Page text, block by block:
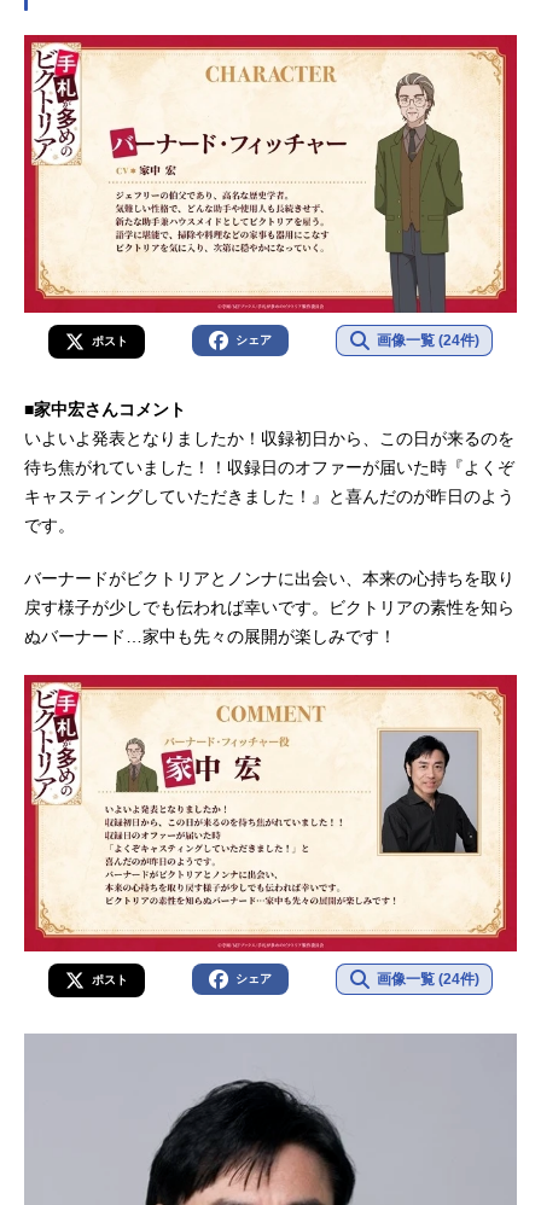
ポスト シェア 画像一覧 (24件)
■家中宏さんコメント
いよいよ発表となりましたか！収録初日から、この日が来るのを
待ち焦がれていました！！収録日のオファーが届いた時『よくぞ
キャスティングしていただきました！』と喜んだのが昨日のよう
です。
バーナードがビクトリアとノンナに出会い、本来の心持ちを取り
戻す様子が少しでも伝われば幸いです。ビクトリアの素性を知ら
ぬバーナード…家中も先々の展開が楽しみです！
ポスト シェア 画像一覧 (24件)